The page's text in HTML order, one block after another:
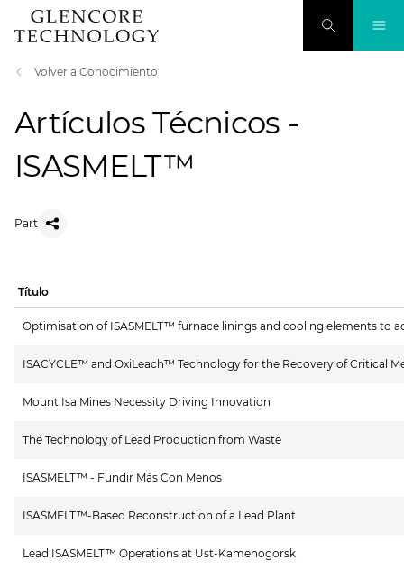
Volver a Conocimiento
Artículos Técnicos -
ISASMELT™
Part
Título
Optimisation of ISASMELT™ furnace linings and cooling elements to
ISACYCLE™ and OxiLeach™ Technology for the Recovery of Critical
Mount Isa Mines Necessity Driving Innovation
The Technology of Lead Production from Waste
ISASMELT™ - Fundir Más Con Menos
ISASMELT™-Based Reconstruction of a Lead Plant
Lead ISASMELT™ Operations at Ust-Kamenogorsk